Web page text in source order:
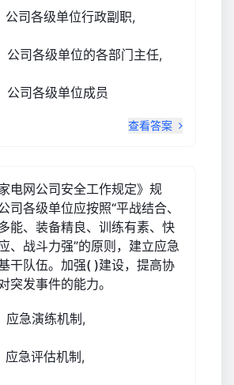
公司各级单位行政副职,
公司各级单位的各部门主任,
公司各级单位成员
查看答案
家电网公司安全工作规定》规
司各级单位应按照“平战结合、
能、装备精良、训练有素、快
、战斗力强”的原则，建立应急
干队伍。加强( )建设，提高协
突发事件的能力。
应急演练机制,
应急评估机制,